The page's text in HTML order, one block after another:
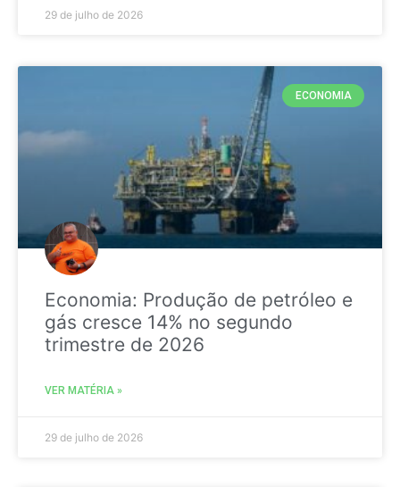
29 de julho de 2026
ECONOMIA
Economia: Produção de petróleo e
gás cresce 14% no segundo
trimestre de 2026
VER MATÉRIA »
29 de julho de 2026